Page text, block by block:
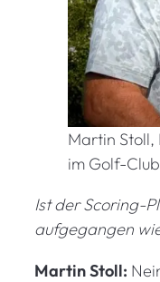
Martin Stoll,
im Golf-
Ist der Scoring-
aufgegangen
Martin Stoll: